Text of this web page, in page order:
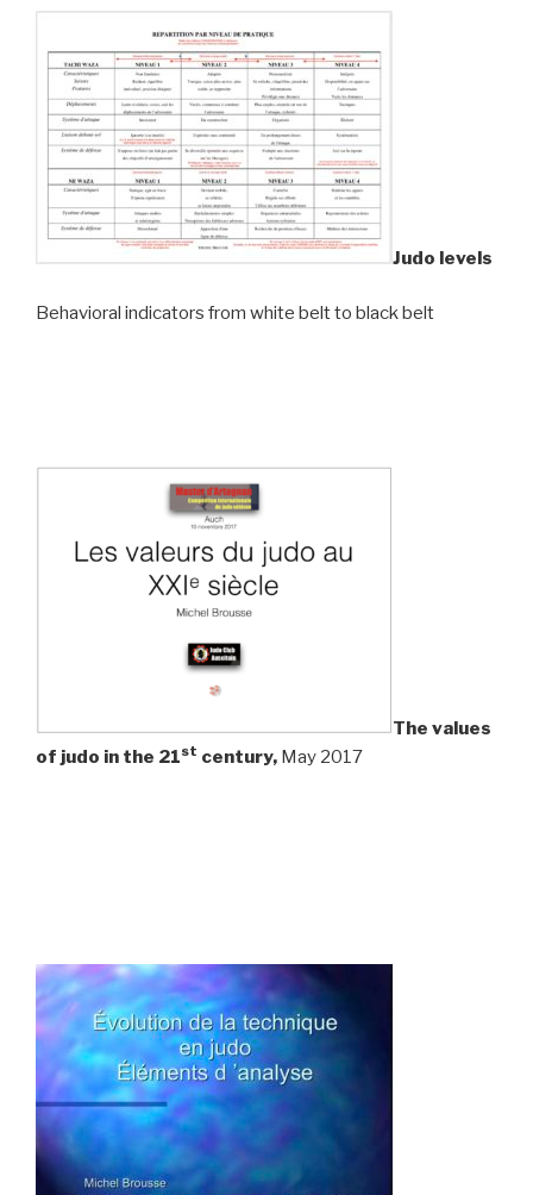
Judo levels
Behavioral indicators from white belt to black belt
The values
of judo in the 21st century, May 2017